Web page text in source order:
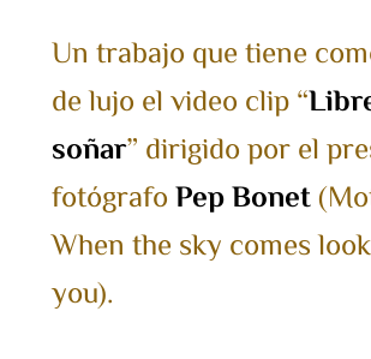
Un trabajo que tiene
de lujo el video clip “
soñar” dirigido por el
fotógrafoPep Bonet
When the sky comes
you).